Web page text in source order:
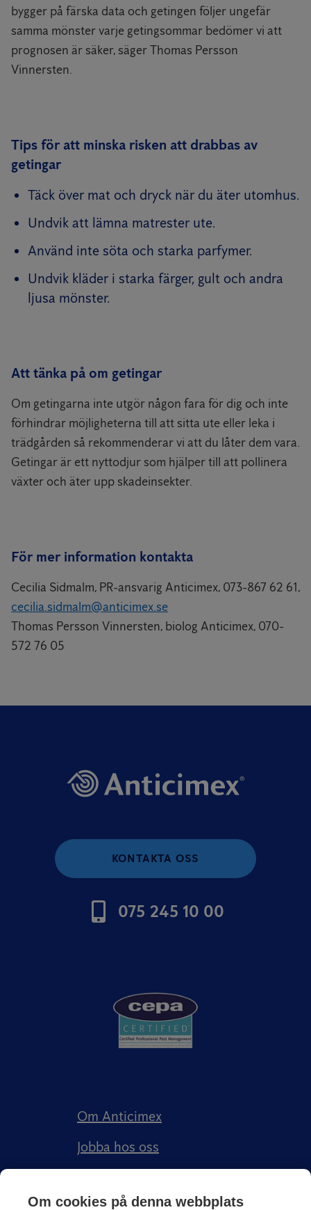
bygger på färska data och getingen följer ungefär
samma mönster varje getingsommar bedömer vi att
prognosen är säker, säger Thomas Persson
Vinnersten.
Tips för att minska risken att drabbas av
getingar
Täck över mat och dryck när du äter utomhus.
Undvik att lämna matrester ute.
Använd inte söta och starka parfymer.
Undvik kläder i starka färger, gult och andra
ljusa mönster.
Att tänka på om getingar
Om getingarna inte utgör någon fara för dig och inte
förhindrar möjligheterna till att sitta ute eller leka i
trädgården så rekommenderar vi att du låter dem vara.
Getingar är ett nyttodjur som hjälper till att pollinera
växter och äter upp skadeinsekter.
För mer information kontakta
Cecilia Sidmalm, PR-ansvarig Anticimex, 073-867 62 61,
cecilia.sidmalm@anticimex.se
Thomas Persson Vinnersten, biolog Anticimex, 070-
572 76 05
KONTAKTA OSS
075 245 10 00
Om Anticimex
Jobba hos oss
Om cookies på denna webbplats